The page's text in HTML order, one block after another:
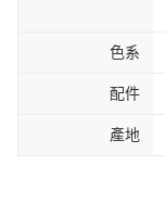
色系
配件
產地